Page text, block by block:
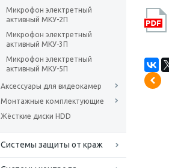
Микрофон электретный
активный МКУ-2П
Микрофон электретный
активный МКУ-3П
Микрофон электретный
активный МКУ-5П
Аксессуары для видеокамер
Монтажные комплектующие
Жёсткие диски HDD
Системы защиты от краж